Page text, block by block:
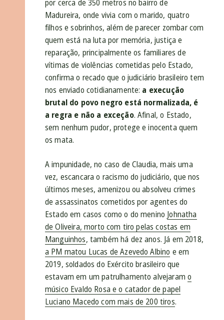
por cerca de 350 metros no bairro de
Madureira, onde vivia com o marido, quatro
filhos e sobrinhos, além de parecer zombar com
quem está na luta por memória, justiça e
reparação, principalmente os familiares de
vítimas de violências cometidas pelo Estado,
confirma o recado que o judiciário brasileiro tem
nos enviado cotidianamente: a execução
brutal do povo negro está normalizada, é
a regra e não a exceção. Afinal, o Estado,
sem nenhum pudor, protege e inocenta quem
os mata.
A impunidade, no caso de Claudia, mais uma
vez, escancara o racismo do judiciário, que nos
últimos meses, amenizou ou absolveu crimes
de assassinatos cometidos por agentes do
Estado em casos como o do menino Johnatha
de Oliveira, morto com tiro pelas costas em
Manguinhos, também há dez anos. Já em 2018,
a PM matou Lucas de Azevedo Albino e em
2019, soldados do Exército brasileiro que
estavam em um patrulhamento alvejaramo
músico Evaldo Rosa e o catador de papel
Luciano Macedo com mais de 200 tiros.